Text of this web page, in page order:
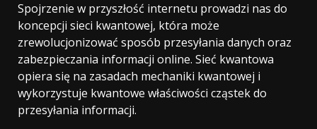
Spojrzenie w przyszłość internetu prowadzi nas do
koncepcji sieci kwantowej, która może
zrewolucjonizować sposób przesyłania danych oraz
zabezpieczania informacji online. Sieć kwantowa
opiera się na zasadach mechaniki kwantowej i
wykorzystuje kwantowe właściwości cząstek do
przesyłania informacji.